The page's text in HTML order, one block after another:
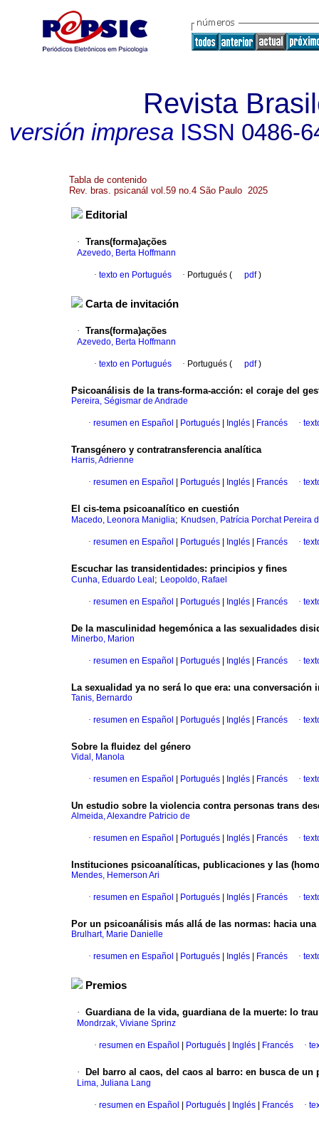
Revista
versión impresaISSN 0486-
Tabla de contenido
Rev. bras. psicanál vol.59 no.4 São Paulo 2025
Editorial
· Trans(forma)ações
Azevedo, Berta Hoffmann
· texto en Portugués · Portugués ( pdf)
Carta de invitación
· Trans(forma)ações
Azevedo, Berta Hoffmann
· texto en Portugués · Portugués ( pdf)
Psicoanálisis de la trans-forma-acción: el coraje del
Pereira, Ségismar de Andrade
· resumen en Español Portugués Inglés Francés ·
Transgénero y contratransferencia analítica
Harris, Adrienne
· resumen en Español Portugués Inglés Francés ·
El cis-tema psicoanalítico en cuestión
Macedo, Leonora Maniglia; Knudsen, Patrícia Porchat Pereira
· resumen en Español Portugués Inglés Francés ·
Escuchar las transidentidades: principios y fines
Cunha, Eduardo Leal ; Leopoldo, Rafael
· resumen en Español Portugués Inglés Francés ·
De la masculinidad hegemónica a las sexualidades
Minerbo, Marion
· resumen en Español Portugués Inglés Francés ·
La sexualidad ya no será lo que era: una conversación
Tanis, Bernardo
· resumen en Español Portugués Inglés Francés ·
Sobre la fluidez del género
Vidal, Manola
· resumen en Español Portugués Inglés Francés ·
Un estudio sobre la violencia contra personas trans
Almeida, Alexandre Patricio de
· resumen en Español Portugués Inglés Francés ·
Instituciones psicoanalíticas, publicaciones y las
Mendes, Hemerson Ari
· resumen en Español Portugués Inglés Francés ·
Por un psicoanálisis más allá de las normas: hacia
Brulhart, Marie Danielle
· resumen en Español Portugués Inglés Francés ·
Premios
· Guardiana de la vida, guardiana de la muerte: lo
Mondrzak, Viviane Sprinz
· resumen en Español Portugués Inglés Francés ·
· Del barro al caos, del caos al barro: en busca de
Lima, Juliana Lang
· resumen en Español Portugués Inglés Francés ·